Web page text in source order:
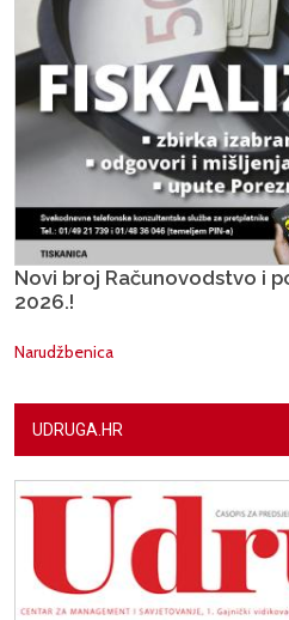
Novi broj Računovodstvo i
2026.!
Narudžbenica
UDRUGA.HR